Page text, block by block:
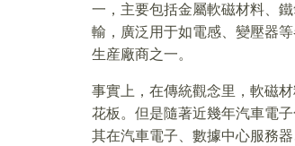
一，主要包括金屬軟磁材料、
輸，廣泛用于如電感、變壓器
生産廠商之一。
事實上，在傳統觀念里，軟磁
花板。但是隨著近幾年汽車電
其在汽車電子、數據中心服務